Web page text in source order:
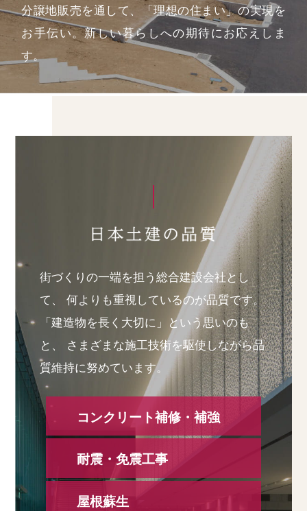
分譲地販売を通して、「理想の住まい」の実現を
お手伝い。新しい暮らしへの期待にお応えしま
す。
街づくりの一端を担う総合建設会社とし
て、
何よりも重視しているのが品質です。
「建造物を長く大切に」という思いのも
と、
さまざまな施工技術を駆使しながら品
質維持に努めています。
コンクリート補修・補強
耐震・免震工事
屋根蘇生